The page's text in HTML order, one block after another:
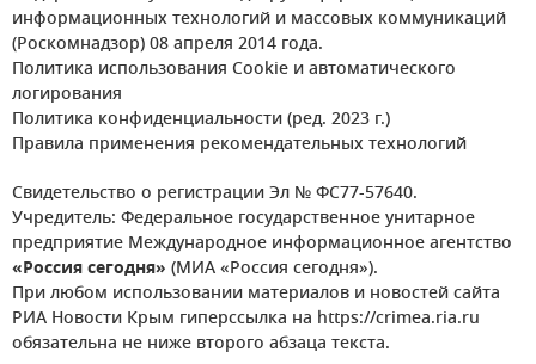
информационных технологий и массовых коммуникаций
(Роскомнадзор) 08 апреля 2014 года.
Политика использования Cookie и автоматического
логирования
Политика конфиденциальности (ред. 2023 г.)
Правила применения рекомендательных технологий
Свидетельство о регистрации Эл № ФС77-57640.
Учредитель: Федеральное государственное унитарное
предприятие Международное информационное агентство
«Россия сегодня» (МИА «Россия сегодня»).
При любом использовании материалов и новостей сайта
РИА Новости Крым гиперссылка на https://crimea.ria.ru
обязательна не ниже второго абзаца текста.